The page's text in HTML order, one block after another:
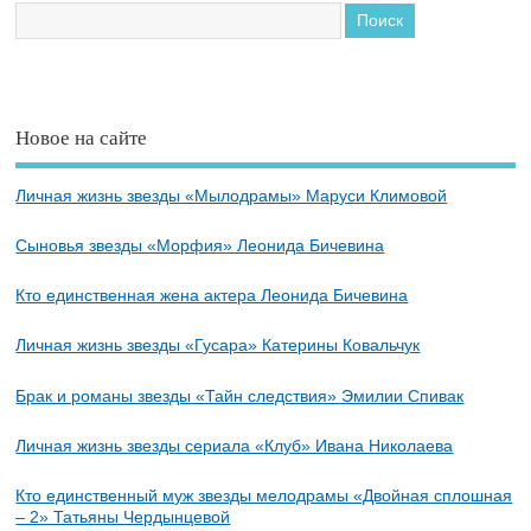
Новое на сайте
Личная жизнь звезды «Мылодрамы» Маруси Климовой
Сыновья звезды «Морфия» Леонида Бичевина
Кто единственная жена актера Леонида Бичевина
Личная жизнь звезды «Гусара» Катерины Ковальчук
Брак и романы звезды «Тайн следствия» Эмилии Спивак
Личная жизнь звезды сериала «Клуб» Ивана Николаева
Кто единственный муж звезды мелодрамы «Двойная сплошная
– 2» Татьяны Чердынцевой